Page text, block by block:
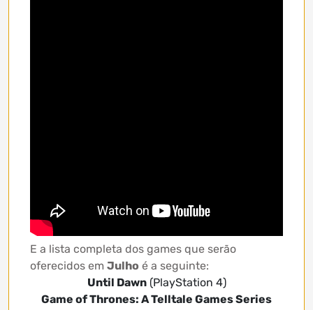
E a lista completa dos games que serão
oferecidos em Julho é a seguinte:
Until Dawn(PlayStation 4)
Game of Thrones: A Telltale Games Series